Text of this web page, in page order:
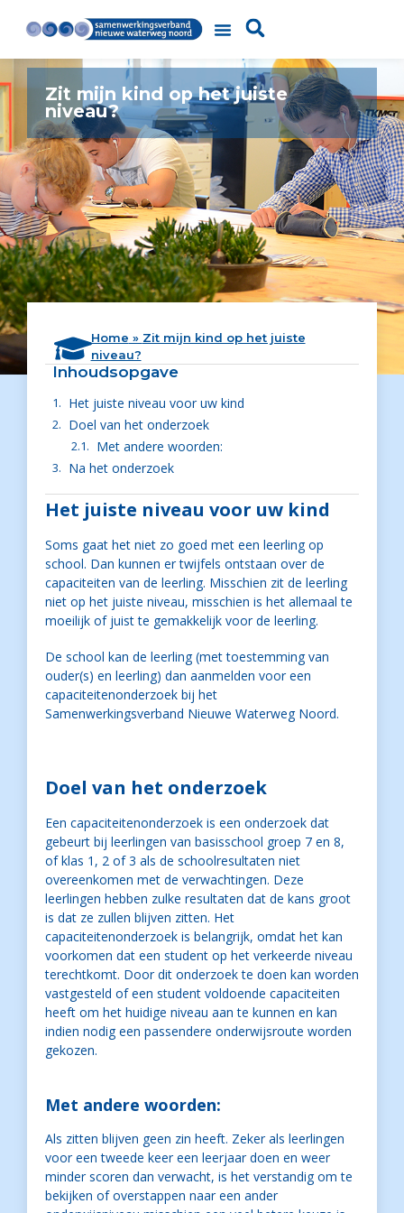
Zit mijn kind op het juiste
niveau?
Home » Zit mijn kind op het juiste
niveau?
Inhoudsopgave
Het juiste niveau voor uw kind
Doel van het onderzoek
Met andere woorden:
Na het onderzoek
Het juiste niveau voor uw kind
Soms gaat het niet zo goed met een leerling op
school. Dan kunnen er twijfels ontstaan over de
capaciteiten van de leerling. Misschien zit de leerling
niet op het juiste niveau, misschien is het allemaal te
moeilijk of juist te gemakkelijk voor de leerling.
De school kan de leerling (met toestemming van
ouder(s) en leerling) dan aanmelden voor een
capaciteitenonderzoek bij het
Samenwerkingsverband Nieuwe Waterweg Noord.
Doel van het onderzoek
Een capaciteitenonderzoek is een onderzoek dat
gebeurt bij leerlingen van basisschool groep 7 en 8,
of klas 1, 2 of 3 als de schoolresultaten niet
overeenkomen met de verwachtingen. Deze
leerlingen hebben zulke resultaten dat de kans groot
is dat ze zullen blijven zitten. Het
capaciteitenonderzoek is belangrijk, omdat het kan
voorkomen dat een student op het verkeerde niveau
terechtkomt. Door dit onderzoek te doen kan worden
vastgesteld of een student voldoende capaciteiten
heeft om het huidige niveau aan te kunnen en kan
indien nodig een passendere onderwijsroute worden
gekozen.
Met andere woorden:
Als zitten blijven geen zin heeft. Zeker als leerlingen
voor een tweede keer een leerjaar doen en weer
minder scoren dan verwacht, is het verstandig om te
bekijken of overstappen naar een ander